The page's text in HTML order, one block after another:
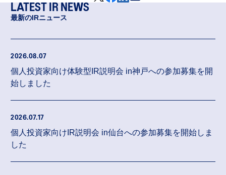
LATEST IR NEWS
最新のIRニュース
2026.08.07
個人投資家向け体験型IR説明会 in神戸への参加募集を開
始しました
2026.07.17
個人投資家向けIR説明会 in仙台への参加募集を開始しま
した